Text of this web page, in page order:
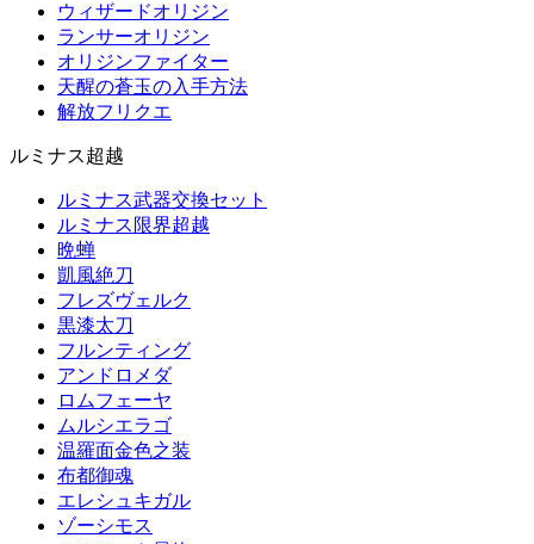
ウィザードオリジン
ランサーオリジン
オリジンファイター
天醒の蒼玉の入手方法
解放フリクエ
ルミナス超越
ルミナス武器交換セット
ルミナス限界超越
晩蝉
凱風絶刀
フレズヴェルク
黒漆太刀
フルンティング
アンドロメダ
ロムフェーヤ
ムルシエラゴ
温羅面金色之装
布都御魂
エレシュキガル
ゾーシモス